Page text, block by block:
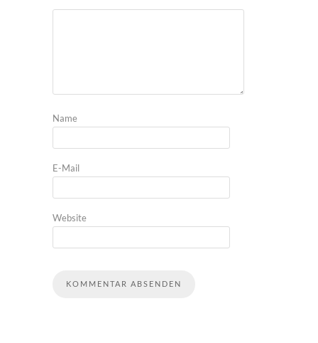
Name
E-Mail
Website